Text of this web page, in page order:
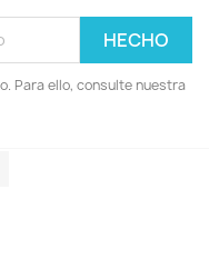
Para ello, consulte nuestra